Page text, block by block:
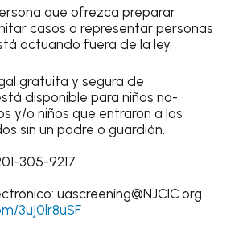
que ofrezca preparar
casos o representar personas
actuando fuera de la ley.
gratuita y segura de
disponible para niños no-
y/o niños que entraron a los
sin un padre o guardián.
305-9217
uascreening@NJCIC.org
3uj0lr8uSF